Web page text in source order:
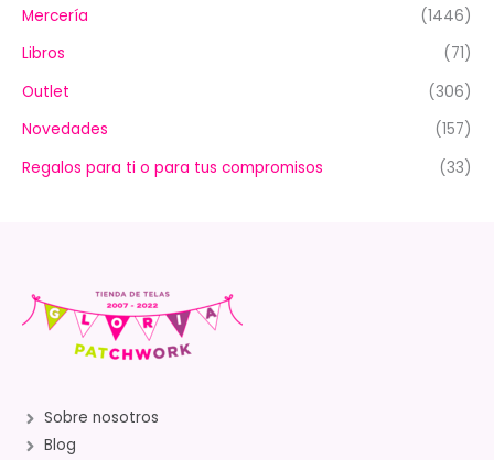
Mercería
(1446)
Libros
(71)
Outlet
(306)
Novedades
(157)
Regalos para ti o para tus compromisos
(33)
Sobre nosotros
Blog